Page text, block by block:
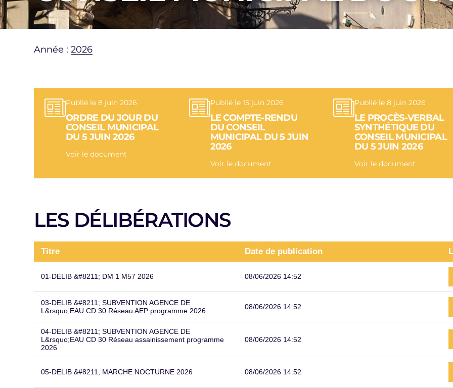
Année :2026
Publié le 8 juin 2026
ORDRE DU JOUR DU
CONSEIL MUNICIPAL
DU 5 JUIN 2026
Voir le document
Publié le 15 juin 2026
LE COMPTE-RENDU
DU CONSEIL
MUNICIPAL DU 5 JUIN
2026
Voir le document
Publié le 8 juin 2026
LE PROCÈS-VERBAL
SYNTHÉTIQUE DU
CONSEIL MUNICIPAL
DU 5 JUIN 2026
Voir le document
LES DÉLIBÉRATIONS
Titre Date de publication
01-DELIB &#8211; DM 1 M57 2026 08/06/2026 14:52
03-DELIB &#8211; SUBVENTION AGENCE DE
L&rsquo;EAU CD 30 Réseau AEP programme 2026
08/06/2026 14:52
04-DELIB &#8211; SUBVENTION AGENCE DE
L&rsquo;EAU CD 30 Réseau assainissement programme
2026
08/06/2026 14:52
05-DELIB &#8211; MARCHE NOCTURNE 2026 08/06/2026 14:52